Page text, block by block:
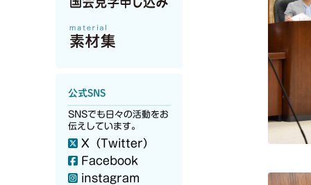
公式SNS
SNSでも日々の活動をお
伝えしています。
X（Twitter）
Facebook
instagram